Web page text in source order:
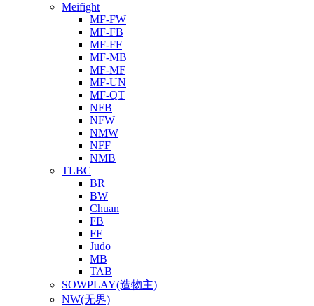
Meifight
MF-FW
MF-FB
MF-FF
MF-MB
MF-MF
MF-UN
MF-QT
NFB
NFW
NMW
NFF
NMB
TLBC
BR
BW
Chuan
FB
FF
Judo
MB
TAB
SOWPLAY(造物主)
NW(无界)